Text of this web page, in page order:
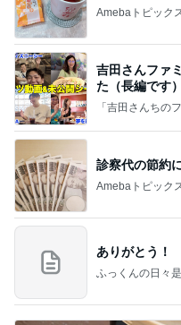
Amebaトピック
吉田さんファ
た（長編です）
「吉田さんちの
診察代の節約
Amebaトピック
ありがとう！
ふっくんの日々是好日 布川敏和オフィ